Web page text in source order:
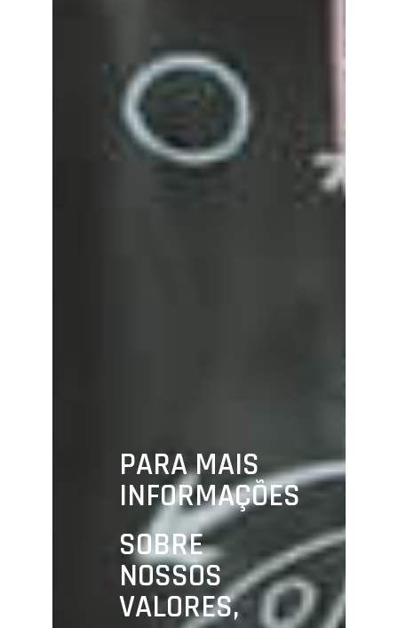
PARA MAIS
INFORMAÇÕES
SOBRE
NOSSOS
VALORES,